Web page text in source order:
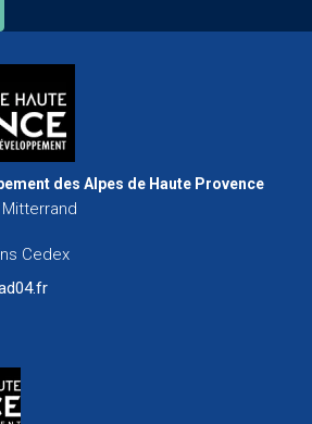
des Alpes de Haute Provence
Cedex